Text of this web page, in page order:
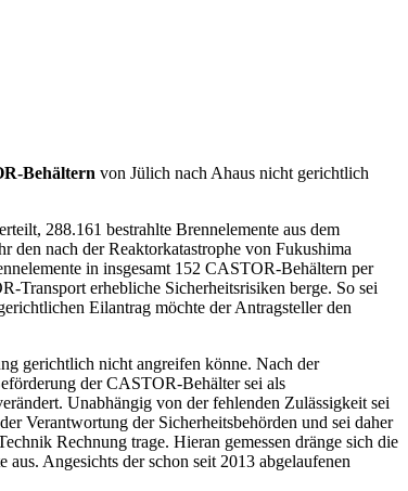
Behältern von Jülich nach Ahaus nicht gerichtlich
288.161 bestrahlte Brennelemente aus dem
den nach der Reaktorkatastrophe von Fukushima
in insgesamt 152 CASTOR-Behältern per
Transport erhebliche Sicherheitsrisiken berge. So sei
Eilantrag möchte der Antragsteller den
gerichtlich nicht angreifen könne. Nach der
der CASTOR-Behälter sei als
Unabhängig von der fehlenden Zulässigkeit sei
Verantwortung der Sicherheitsbehörden und sei daher
Rechnung trage. Hieran gemessen dränge sich die
Angesichts der schon seit 2013 abgelaufenen